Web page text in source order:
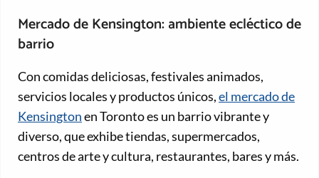
Mercado de Kensington: ambiente ecléctico de
barrio
Con comidas deliciosas, festivales animados,
servicios locales y productos únicos,el mercado de
Kensingtonen Toronto es un barrio vibrante y
diverso, que exhibe tiendas, supermercados,
centros de arte y cultura, restaurantes, bares y más.